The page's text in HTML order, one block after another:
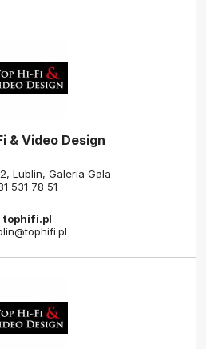
& Video Design
Lublin, Galeria Gala
531 78 51
tophifi.pl